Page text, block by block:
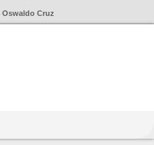
Oswaldo Cruz